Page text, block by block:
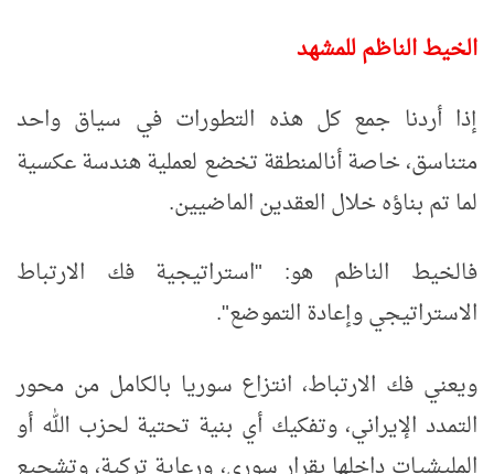
الخيط الناظم للمشهد
إذا أردنا جمع كل هذه التطورات في سياق واحد
متناسق، خاصة أنالمنطقة تخضع لعملية هندسة عكسية
لما تم بناؤه خلال العقدين الماضيين.
فالخيط الناظم هو: "استراتيجية فك الارتباط
الاستراتيجي وإعادة التموضع".
ويعني فك الارتباط، انتزاع سوريا بالكامل من محور
التمدد الإيراني، وتفكيك أي بنية تحتية لحزب الله أو